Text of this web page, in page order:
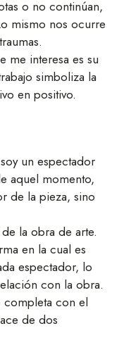
o no continúan,
mismo nos ocurre
me interesa es su
simboliza la
en positivo.
un espectador
aquel momento,
de la pieza, sino
la obra de arte.
en la cual es
espectador, lo
con la obra.
completa con el
de dos